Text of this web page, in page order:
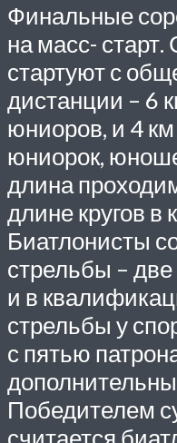
Финальные
на масс-
стартуют с
дистанции – 6
юниоров, и 4
юниорок,
длина
длине кругов
Биатлонисты
стрельбы –
и в
стрельбы у
с пятью
Победителем
считается